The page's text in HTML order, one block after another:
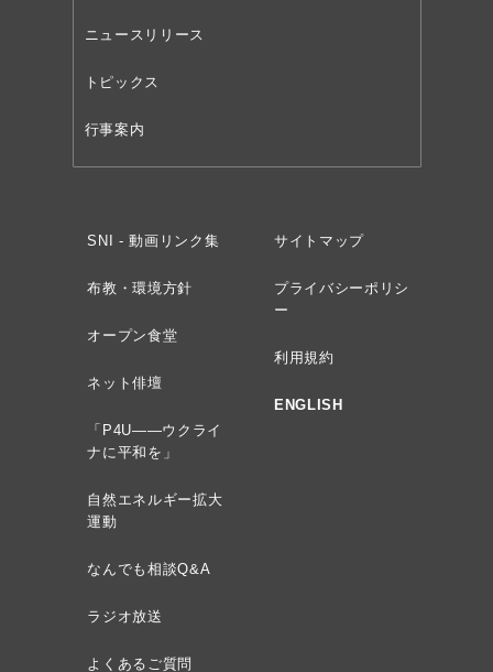
ニュースリリース
トピックス
行事案内
SNI - 動画リンク集
布教・環境方針
オープン食堂
ネット俳壇
「P4U——ウクライ
ナに平和を」
自然エネルギー拡大
運動
なんでも相談Q&A
ラジオ放送
よくあるご質問
サイトマップ
プライバシーポリシ
ー
利用規約
ENGLISH